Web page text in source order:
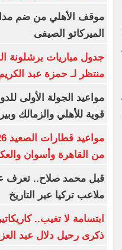
موقف الأهلي من ضم
الميركاتو الصيفى
جدول مباريات برشلونة
منتظر لـ حمزة عبد
مواعيد الجولة الأولى
قوية للأهلي والزمالك
من القاهرة وأسوان
قبل محمد صلاح.. تعرف
ملاعب تركيا عبر التاريخ
ابتسامة لا تغيب..
ذكرى رحيل دلال عبد